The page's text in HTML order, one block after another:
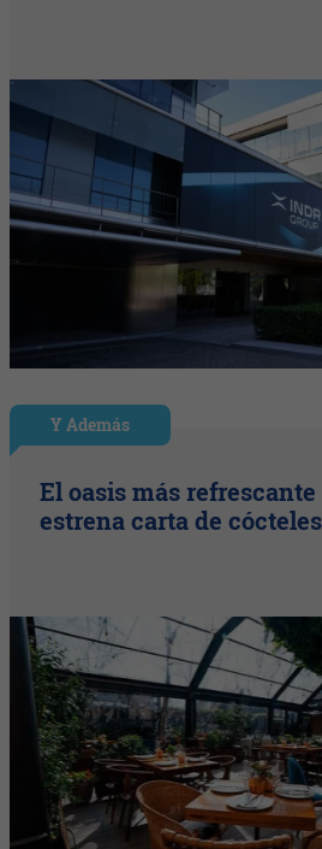
Y Además
El oasis más
estrena carta de cócteles